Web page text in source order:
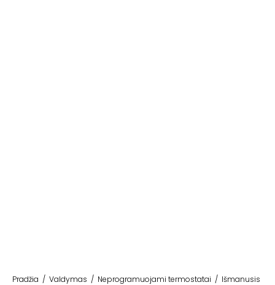
Pradžia / Valdymas / Neprogramuojami termostatai / Išmanusis